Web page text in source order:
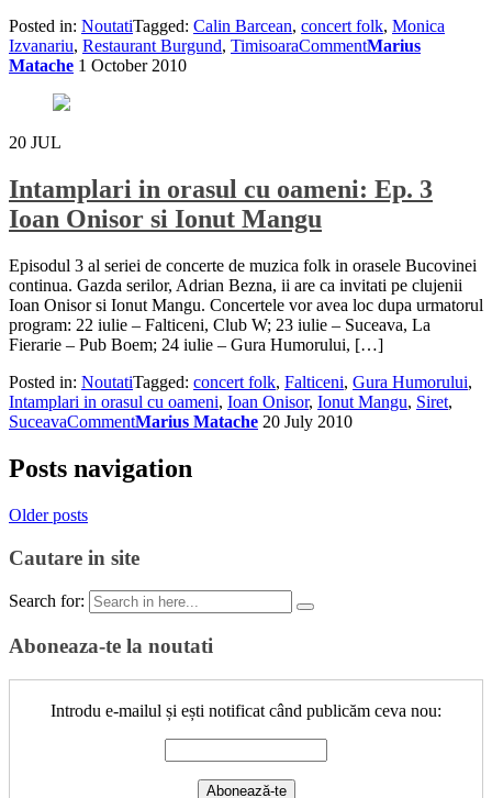
Posted in: NoutatiTagged: Calin Barcean, concert folk, Monica
Izvanariu, Restaurant Burgund, TimisoaraCommentMarius
Matache 1 October 2010
20 JUL
Intamplari in orasul cu oameni: Ep. 3
Ioan Onisor si Ionut Mangu
Episodul 3 al seriei de concerte de muzica folk in orasele Bucovinei
continua. Gazda serilor, Adrian Bezna, ii are ca invitati pe clujenii
Ioan Onisor si Ionut Mangu. Concertele vor avea loc dupa urmatorul
program: 22 iulie – Falticeni, Club W; 23 iulie – Suceava, La
Fierarie – Pub Boem; 24 iulie – Gura Humorului, […]
Posted in: NoutatiTagged: concert folk, Falticeni, Gura Humorului,
Intamplari in orasul cu oameni, Ioan Onisor, Ionut Mangu, Siret,
SuceavaCommentMarius Matache 20 July 2010
Posts navigation
Older posts
Cautare in site
Search for:
Aboneaza-te la noutati
Introdu e-mailul și ești notificat când publicăm ceva nou: